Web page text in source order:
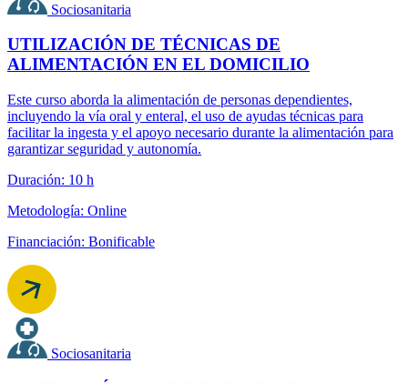
Sociosanitaria
UTILIZACIÓN DE TÉCNICAS DE
ALIMENTACIÓN EN EL DOMICILIO
Este curso aborda la alimentación de personas dependientes,
incluyendo la vía oral y enteral, el uso de ayudas técnicas para
facilitar la ingesta y el apoyo necesario durante la alimentación para
garantizar seguridad y autonomía.
Duración: 10 h
Metodología: Online
Financiación: Bonificable
Sociosanitaria